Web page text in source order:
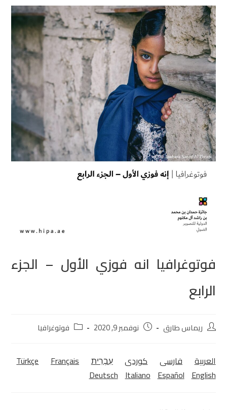
فوتوغرافيا انه فوزي الأول – الجزء
الرابع
ريماس طارق نوفمبر 9, 2020 فوتوغرافيا
العربية فارسی كوردی‎ עִבְרִית Türkçe
Français
Deutsch Italiano Español English